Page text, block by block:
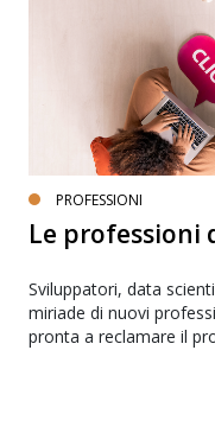
PROFESSIONI
Le professioni
Sviluppatori, data
miriade di nuovi
pronta a reclamare il